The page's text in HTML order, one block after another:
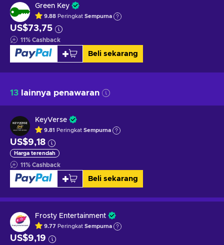
Green Key
9.88 Peringkat Sempurna
US$73,75
11% Cashback
Beli sekarang
13 lainnya penawaran
KeyVerse
9.81 Peringkat Sempurna
US$9,18
Harga terendah
11% Cashback
Beli sekarang
Frosty Entertainment
9.77 Peringkat Sempurna
US$9,19